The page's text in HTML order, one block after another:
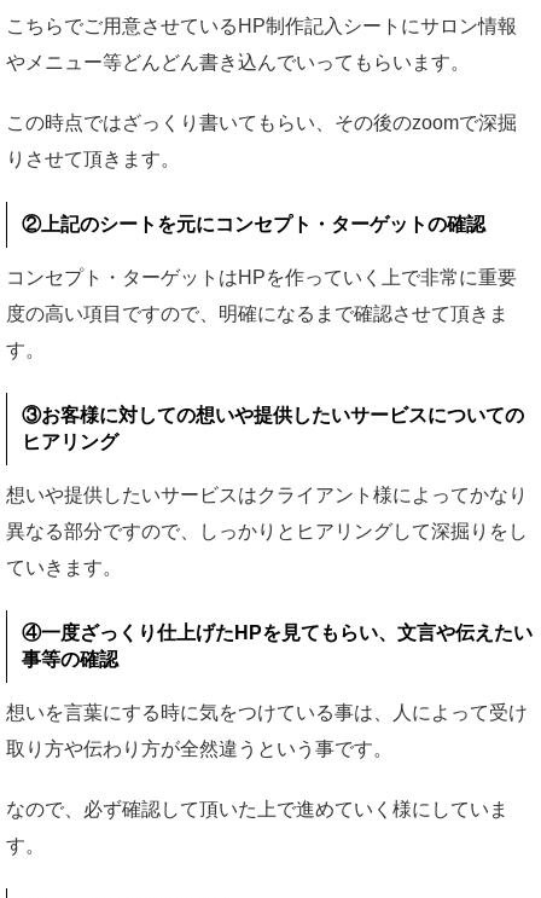
こちらでご用意させているHP制作記入シートにサロン情報
やメニュー等どんどん書き込んでいってもらいます。
この時点ではざっくり書いてもらい、その後のzoomで深掘
りさせて頂きます。
②上記のシートを元にコンセプト・ターゲットの確認
コンセプト・ターゲットはHPを作っていく上で非常に重要
度の高い項目ですので、明確になるまで確認させて頂きま
す。
③お客様に対しての想いや提供したいサービスについての
ヒアリング
想いや提供したいサービスはクライアント様によってかなり
異なる部分ですので、しっかりとヒアリングして深掘りをし
ていきます。
④一度ざっくり仕上げたHPを見てもらい、文言や伝えたい
事等の確認
想いを言葉にする時に気をつけている事は、人によって受け
取り方や伝わり方が全然違うという事です。
なので、必ず確認して頂いた上で進めていく様にしていま
す。